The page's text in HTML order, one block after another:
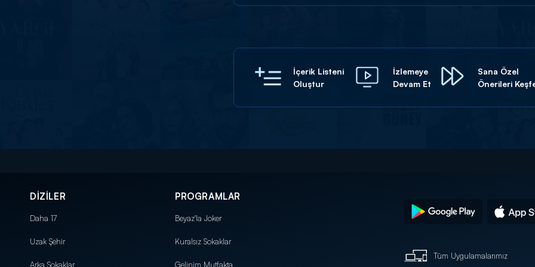
İçerik Listeni
Oluştur
İzlemeye
Devam Et
Sana Özel
Önerileri
DİZİLER
Daha 17
Uzak Şehir
Arka Sokaklar
PROGRAMLAR
Beyaz'la Joker
Kuralsız Sokaklar
Gelinim Mutfakta
Tüm Uygulamalarımız